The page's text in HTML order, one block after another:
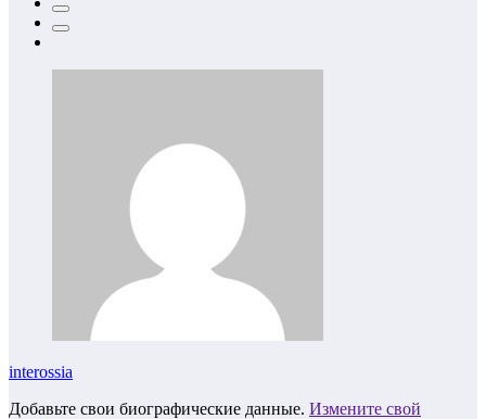
interossia
Добавьте свои биографические данные. Измените свой